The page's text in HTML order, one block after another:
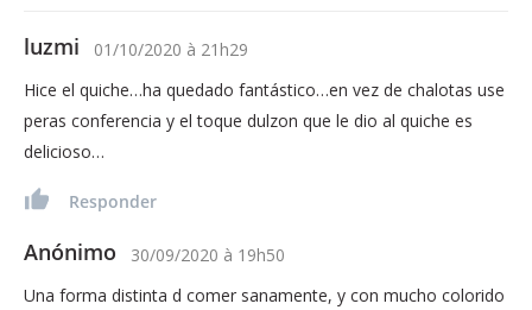
luzmi 01/10/2020 à 21h29
Hice el quiche…ha quedado fantástico…en vez de chalotas use
peras conferencia y el toque dulzon que le dio al quiche es
delicioso…
Responder
Anónimo 30/09/2020 à 19h50
Una forma distinta d comer sanamente, y con mucho colorido